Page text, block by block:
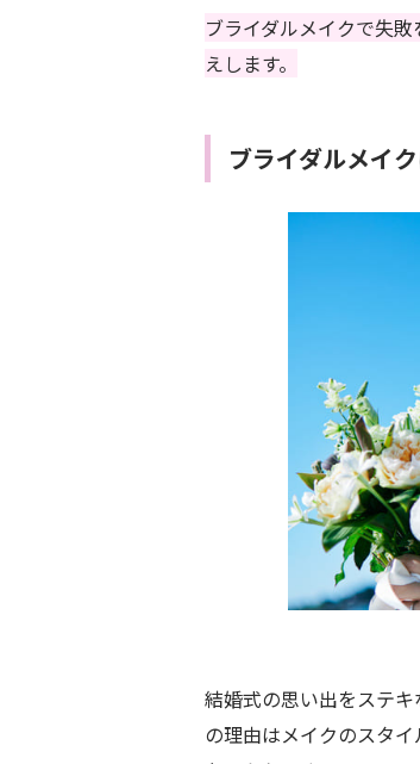
ブライダルメイクで失
えします。
ブライダルメイ
結婚式の思い出をステ
の理由はメイクのスタ